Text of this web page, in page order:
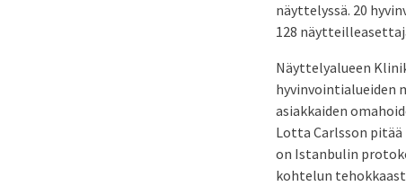
näyttelyssä. 20
128
Näyttelyalueen
hyvinvointialueiden
asiakkaiden
Lotta Carlsson
on Istanbulin
kohtelun